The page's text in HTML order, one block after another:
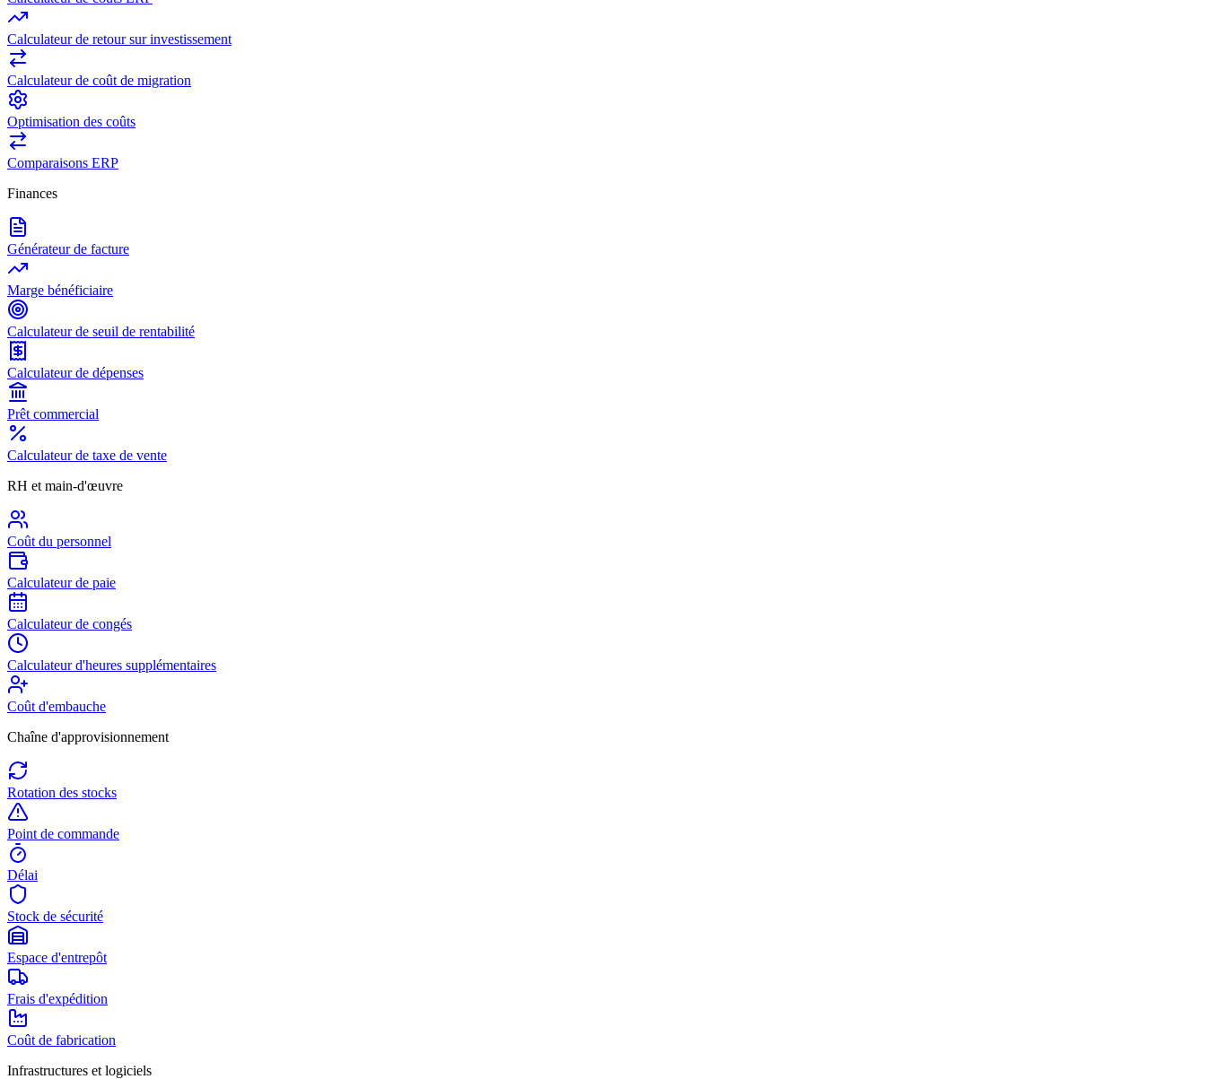
Calculateur de retour sur investissement
Calculateur de coût de migration
Optimisation des coûts
Comparaisons ERP
Finances
Générateur de facture
Marge bénéficiaire
Calculateur de seuil de rentabilité
Calculateur de dépenses
Prêt commercial
Calculateur de taxe de vente
RH et main-d'œuvre
Coût du personnel
Calculateur de paie
Calculateur de congés
Calculateur d'heures supplémentaires
Coût d'embauche
Chaîne d'approvisionnement
Rotation des stocks
Point de commande
Délai
Stock de sécurité
Espace d'entrepôt
Frais d'expédition
Coût de fabrication
Infrastructures et logiciels